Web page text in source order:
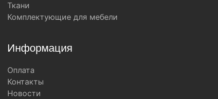
Ткани
Комплектующие для мебели
Информация
Оплата
Контакты
Новости